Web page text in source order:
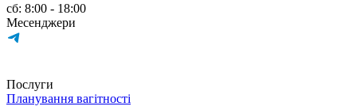
сб: 8:00 - 18:00
Месенджери
Послуги
Планування вагітності